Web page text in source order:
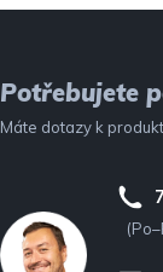
Potřebujete
Máte dotazy k